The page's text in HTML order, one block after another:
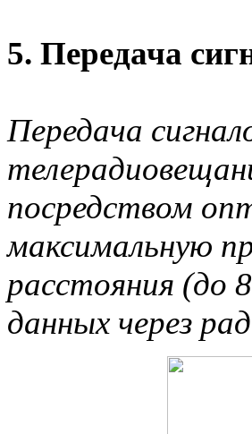
5. Передача
Передача
посредством
максимальную
расстояния (до
данных через